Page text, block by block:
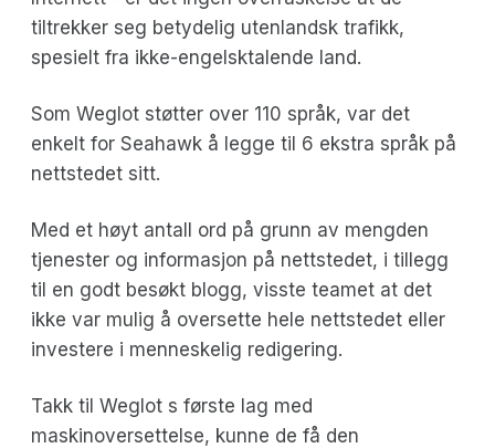
tiltrekker seg betydelig utenlandsk trafikk,
spesielt fra ikke-engelsktalende land.
Som Weglot støtter over 110 språk, var det
enkelt for Seahawk å legge til 6 ekstra språk på
nettstedet sitt.
Med et høyt antall ord på grunn av mengden
tjenester og informasjon på nettstedet, i tillegg
til en godt besøkt blogg, visste teamet at det
ikke var mulig å oversette hele nettstedet eller
investere i menneskelig redigering.
Takk til Weglot s første lag med
maskinoversettelse, kunne de få den